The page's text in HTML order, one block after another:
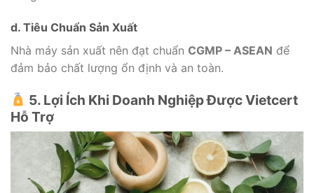
d. Tiêu Chuẩn Sản Xuất
Nhà máy sản xuất nên đạt chuẩn CGMP – ASEAN để
đảm bảo chất lượng ổn định và an toàn.
5. Lợi Ích Khi Doanh Nghiệp Được Vietcert
Hỗ Trợ